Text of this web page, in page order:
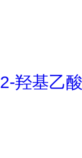
2-羟基乙